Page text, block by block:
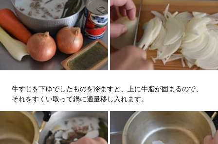
牛すじを下ゆでしたものを冷ますと、上に牛脂が固まるので、
それをすくい取って鍋に適量移し入れます。